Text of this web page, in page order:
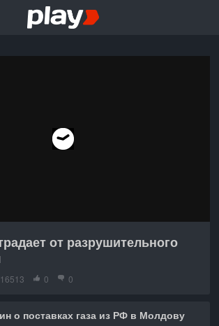
от разрушительного
16513 0 0
о поставках газа из РФ в Молдову